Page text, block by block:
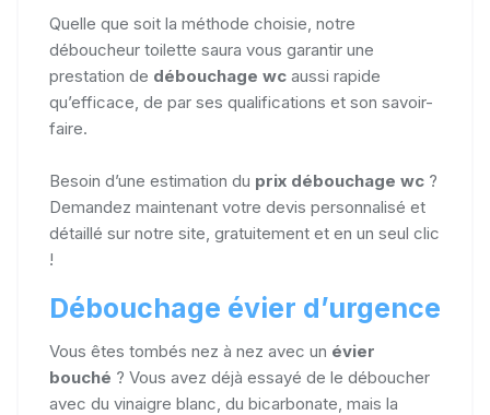
Quelle que soit la méthode choisie, notre
déboucheur toilette saura vous garantir une
prestation de débouchage wc aussi rapide
qu’efficace, de par ses qualifications et son savoir-
faire.
Besoin d’une estimation du prix débouchage wc ?
Demandez maintenant votre devis personnalisé et
détaillé sur notre site, gratuitement et en un seul clic
!
Débouchage évier d’urgence
Vous êtes tombés nez à nez avec un évier
bouché ? Vous avez déjà essayé de le déboucher
avec du vinaigre blanc, du bicarbonate, mais la